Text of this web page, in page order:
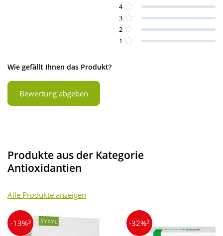
4
3
2
1
Wie gefällt Ihnen das Produkt?
Bewertung abgeben
Produkte aus der Kategorie
Antioxidantien
Alle Produkte anzeigen
-13%3 -32%3